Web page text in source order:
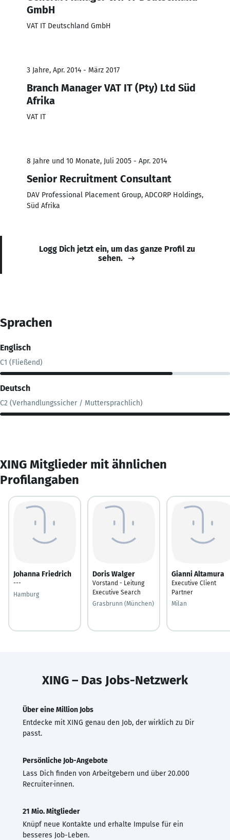
GmbH
VAT IT Deutschland GmbH
3 Jahre, Apr. 2014 - März 2017
Branch Manager VAT IT (Pty) Ltd Süd
Afrika
VAT IT
8 Jahre und 10 Monate, Juli 2005 - Apr. 2014
Senior Recruitment Consultant
DAV Professional Placement Group, ADCORP Holdings,
Süd Afrika
Logg Dich jetzt ein, um das ganze Profil zu
sehen.
Sprachen
Englisch
C1 (Fließend)
Deutsch
C2 (Verhandlungssicher / Muttersprachlich)
XING Mitglieder mit ähnlichen
Profilangaben
Johanna Friedrich
---
Hamburg
Doris Walger
Vorstand - Leitung
Executive Search
Grasbrunn (München)
Gianni Altamura
Executive Client
Partner
Milan
XING – Das Jobs-Netzwerk
Über eine Million Jobs
Entdecke mit XING genau den Job, der wirklich zu Dir
passt.
Persönliche Job-Angebote
Lass Dich finden von Arbeitgebern und über 20.000
Recruiter·innen.
21 Mio. Mitglieder
Knüpf neue Kontakte und erhalte Impulse für ein
besseres Job-Leben.